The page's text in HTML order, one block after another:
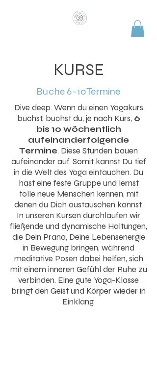
KURSE
Buche 6-10Termine
Dive deep. Wenn du einen Yogakurs
buchst, buchst du, je nach Kurs, 6
bis 10 wöchentlich
aufeinanderfolgende
Termine. Diese Stunden bauen
aufeinander auf. Somit kannst Du tief
in die Welt des Yoga eintauchen. Du
hast eine feste Gruppe und lernst
tolle neue Menschen kennen, mit
denen du Dich austauschen kannst.
In unseren Kursen durchlaufen wir
fließende und dynamische Haltungen,
die Dein Prana, Deine Lebensenergie
in Bewegung bringen, während
meditative Posen dabei helfen, sich
mit einem inneren Gefühl der Ruhe zu
verbinden. Eine gute Yoga-Klasse
bringt den Geist und Körper wieder in
Einklang.